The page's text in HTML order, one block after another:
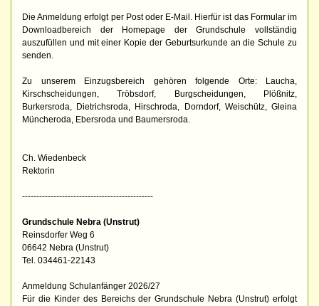
Die Anmeldung erfolgt per Post oder E-Mail. Hierfür ist das Formular im
Downloadbereich der Homepage der Grundschule vollständig
auszufüllen und mit einer Kopie der Geburtsurkunde an die Schule zu
senden.
Zu unserem Einzugsbereich gehören folgende Orte: Laucha,
Kirschscheidungen, Tröbsdorf, Burgscheidungen, Plößnitz,
Burkersroda, Dietrichsroda, Hirschroda, Dorndorf, Weischütz, Gleina
Müncheroda, Ebersroda und Baumersroda.
Ch. Wiedenbeck
Rektorin
----------------------------------------------
Grundschule Nebra (Unstrut)
Reinsdorfer Weg 6
06642 Nebra (Unstrut)
Tel. 034461-22143
Anmeldung Schulanfänger 2026/27
Für die Kinder des Bereichs der Grundschule Nebra (Unstrut) erfolgt